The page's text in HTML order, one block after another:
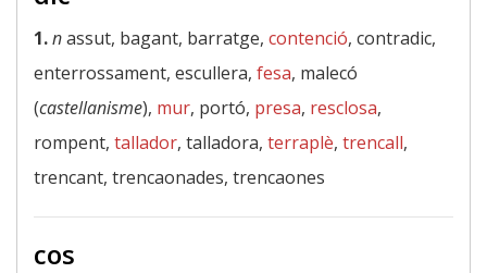
1.nassut, bagant, barratge, contenció, contradic,
enterrossament, escullera, fesa, malecó
(castellanisme), mur, portó, presa, resclosa,
rompent, tallador, talladora, terraplè, trencall,
trencant, trencaonades, trencaones
cos